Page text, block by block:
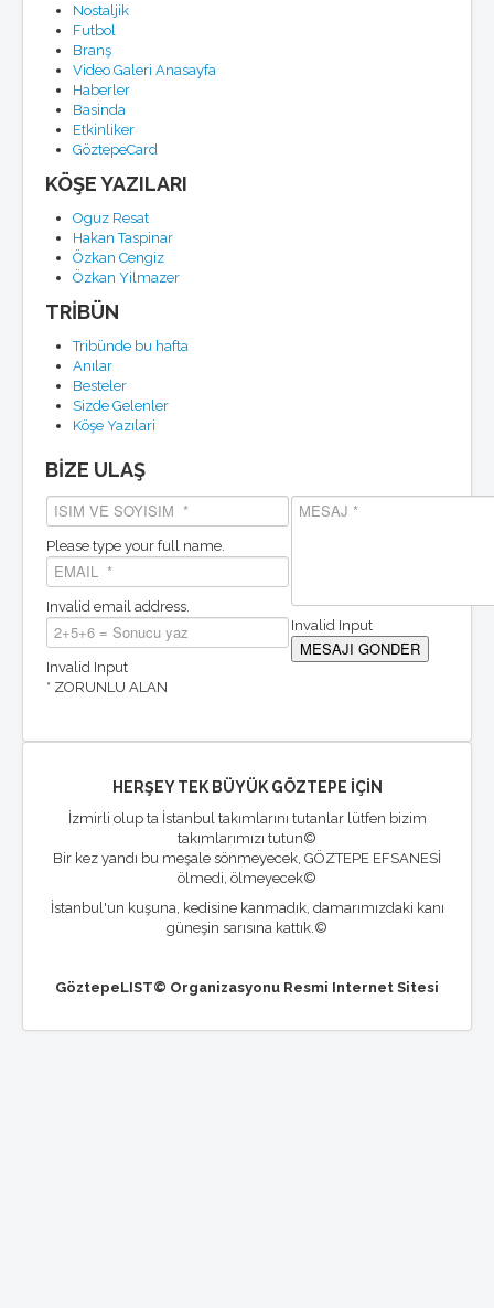
Nostaljik
Futbol
Branş
Video Galeri Anasayfa
Haberler
Basinda
Etkinliker
GöztepeCard
KÖŞE YAZILARI
Oguz Resat
Hakan Taspinar
Özkan Cengiz
Özkan Yilmazer
TRİBÜN
Tribünde bu hafta
Anılar
Besteler
Sizde Gelenler
Köşe Yazılari
BİZE ULAŞ
Please type your full name.
Invalid email address.
Invalid Input
* ZORUNLU ALAN
Invalid Input
HERŞEY TEK BÜYÜK GÖZTEPE İÇİN
İzmirli olup ta İstanbul takımlarını tutanlar lütfen bizim
takımlarımızı tutun©
Bir kez yandı bu meşale sönmeyecek, GÖZTEPE EFSANESİ
ölmedi, ölmeyecek©
İstanbul'un kuşuna, kedisine kanmadık, damarımızdaki kanı
güneşin sarısına kattık.©
GöztepeLIST© Organizasyonu Resmi Internet Sitesi